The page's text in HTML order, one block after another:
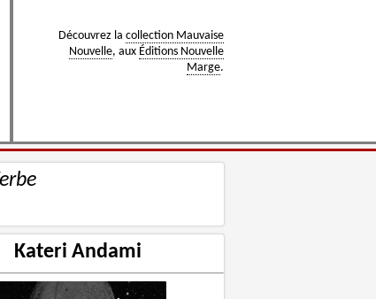
Découvrez la collection Mauvaise
Nouvelle, aux Éditions Nouvelle
Marge.
Kateri Andami